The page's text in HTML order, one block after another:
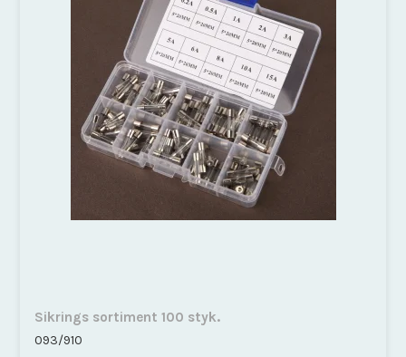
Sikrings sortiment 100 styk.
093/910